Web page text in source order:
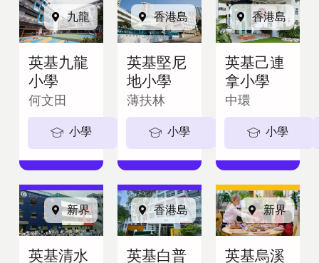
九龍
英基九龍
小學
何文田
小學 5-11歲
香港島
英基堅尼
地小學
薄扶林
小學 5-11歲
香港島
英基己連
拿小學
中環
小學
新界
英基清水
香港島
英基白普
新界
英基烏溪